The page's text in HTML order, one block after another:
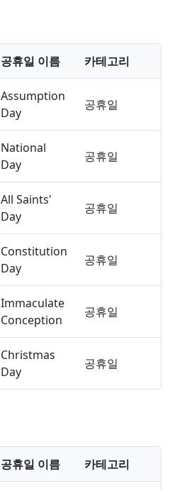
공휴일 이름 카테고리
Assumption
Day
공휴일
National
Day
공휴일
All Saints'
Day
공휴일
Constitution
Day
공휴일
Immaculate
Conception
공휴일
Christmas
Day
공휴일
공휴일 이름 카테고리